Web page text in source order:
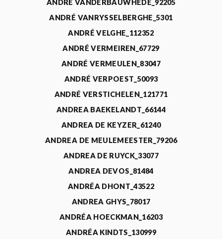
ANDRE VANDERBAUWHEDE_92205
ANDRÉ VANRYSSELBERGHE_5301
ANDRÉ VELGHE_112352
ANDRÉ VERMEIREN_67729
ANDRÉ VERMEULEN_83047
ANDRÉ VERPOEST_50093
ANDRÉ VERSTICHELEN_121771
ANDREA BAEKELANDT_66144
ANDREA DE KEYZER_61240
ANDREA DE MEULEMEESTER_79206
ANDREA DE RUYCK_33077
ANDREA DEVOS_81484
ANDRÉA DHONT_43522
ANDREA GHYS_78017
ANDRÉA HOECKMAN_16203
ANDRÉA KINDTS_130999